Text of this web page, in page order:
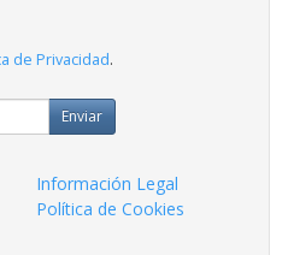
de Privacidad.
Enviar
Información Legal
Política de Cookies